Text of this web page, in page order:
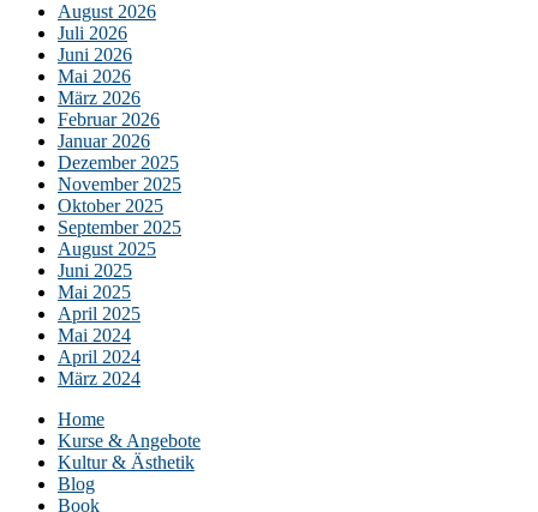
August 2026
Juli 2026
Juni 2026
Mai 2026
März 2026
Februar 2026
Januar 2026
Dezember 2025
November 2025
Oktober 2025
September 2025
August 2025
Juni 2025
Mai 2025
April 2025
Mai 2024
April 2024
März 2024
Home
Kurse & Angebote
Kultur & Ästhetik
Blog
Book